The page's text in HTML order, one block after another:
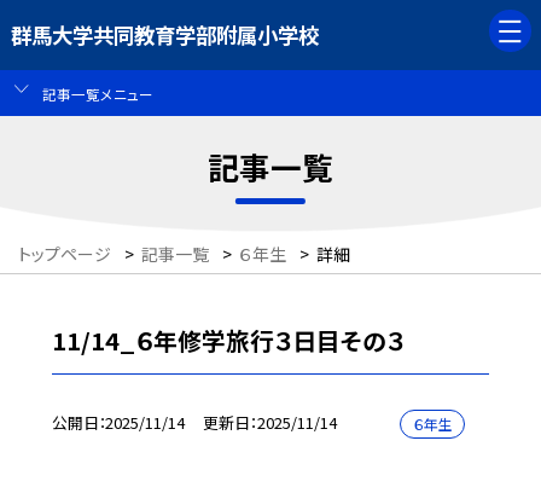
群馬大学共同教育学部附属小学校
記事一覧メニュー
記事一覧
トップページ > 記事一覧 > ６年生 > 詳細
11/14_６年修学旅行３日目その３
公開日 2025/11/14 更新日 2025/11/14 ６年生